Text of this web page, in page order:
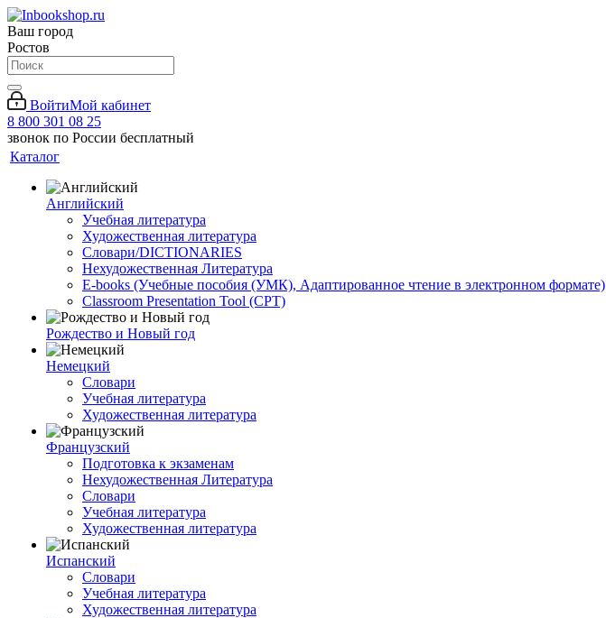
Ваш город
Ростов
ВойтиМой кабинет
8 800 301 08 25
звонок по России бесплатный
Каталог
Английский
Учебная литература
Художественная литература
Словари/DICTIONARIES
Нехудожественная Литература
E-books (Учебные пособия (УМК), Адаптированное чтение в электронном формате)
Classroom Presentation Tool (CPT)
Рождество и Новый год
Немецкий
Словари
Учебная литература
Художественная литература
Французский
Подготовка к экзаменам
Нехудожественная Литература
Словари
Учебная литература
Художественная литература
Испанский
Словари
Учебная литература
Художественная литература